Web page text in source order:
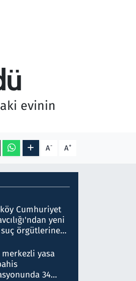
evinin
A- A+
Cumhuriyet
yeni
örgütlerine
gözaltı kararı
yasa
34